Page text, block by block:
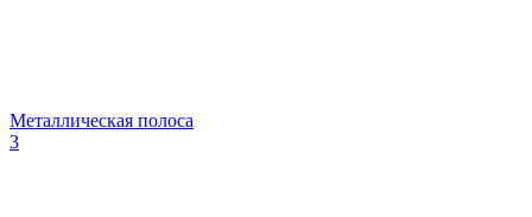
Металлическая полоса
3